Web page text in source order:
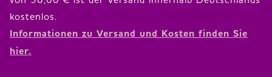
Informationen zu Versand und Kosten finden Sie
hier.